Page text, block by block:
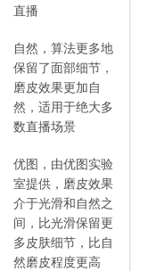
直播
自然，算法更多地
保留了面部细节，
磨皮效果更加自
然，适用于绝大多
数直播场景
优图，由优图实验
室提供，磨皮效果
介于光滑和自然之
间，比光滑保留更
多皮肤细节，比自
然磨皮程度更高